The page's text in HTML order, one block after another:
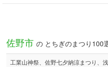
佐野市 の とちぎのまつり100
工業山神祭、佐野七夕納涼まつり、